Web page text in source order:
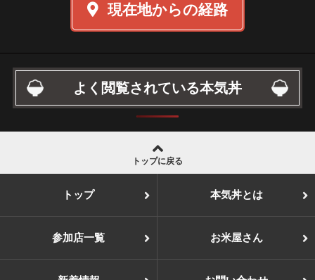
現在地からの経路
よく閲覧されている本気丼
トップに戻る
トップ 本気丼とは
参加店一覧 お米屋さん